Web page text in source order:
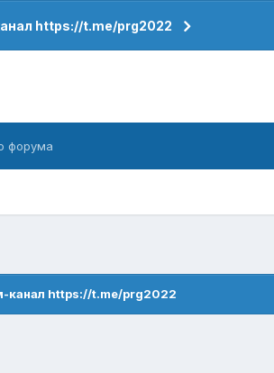
https://t.me/prg2022
форума
канал https://t.me/prg2022